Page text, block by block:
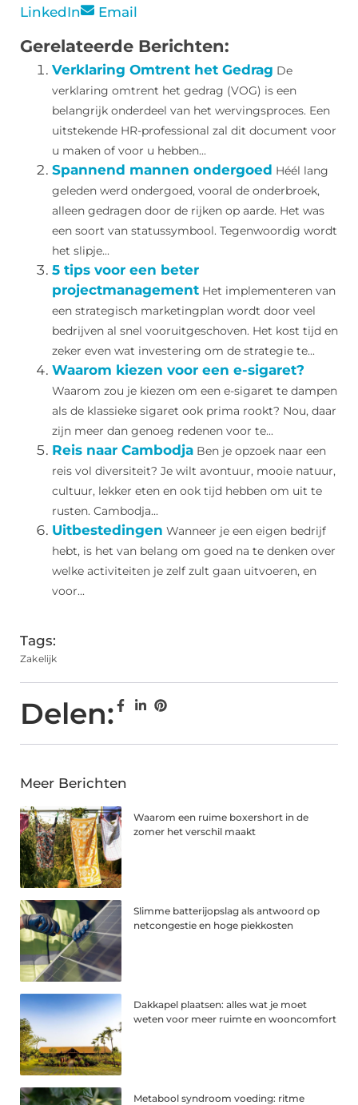
LinkedIn
Email
Gerelateerde Berichten:
Verklaring Omtrent het Gedrag De
verklaring omtrent het gedrag (VOG) is een
belangrijk onderdeel van het wervingsproces. Een
uitstekende HR-professional zal dit document voor
u maken of voor u hebben...
Spannend mannen ondergoed Héél lang
geleden werd ondergoed, vooral de onderbroek,
alleen gedragen door de rijken op aarde. Het was
een soort van statussymbool. Tegenwoordig wordt
het slipje...
5 tips voor een beter
projectmanagement Het implementeren van
een strategisch marketingplan wordt door veel
bedrijven al snel vooruitgeschoven. Het kost tijd en
zeker even wat investering om de strategie te...
Waarom kiezen voor een e-sigaret?
Waarom zou je kiezen om een e-sigaret te dampen
als de klassieke sigaret ook prima rookt? Nou, daar
zijn meer dan genoeg redenen voor te...
Reis naar Cambodja Ben je opzoek naar een
reis vol diversiteit? Je wilt avontuur, mooie natuur,
cultuur, lekker eten en ook tijd hebben om uit te
rusten. Cambodja...
Uitbestedingen Wanneer je een eigen bedrijf
hebt, is het van belang om goed na te denken over
welke activiteiten je zelf zult gaan uitvoeren, en
voor...
Tags:
Zakelijk
Delen:
Meer Berichten
Waarom een ruime boxershort in de
zomer het verschil maakt
Slimme batterijopslag als antwoord op
netcongestie en hoge piekkosten
Dakkapel plaatsen: alles wat je moet
weten voor meer ruimte en wooncomfort
Metabool syndroom voeding: ritme